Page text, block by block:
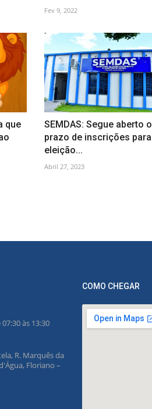
Fev 9, 2022
que
SEMDAS: Segue aberto o
prazo de inscrições para
eleição...
Abril 27, 2023
às 13:30
R. Marquês da
Floriano –
COMO CHEGAR